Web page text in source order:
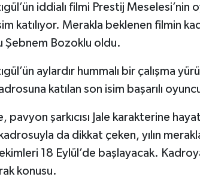
iddialı filmi Prestij
katılıyor. Merakla beklenen filmin
Şebnem Bozoklu oldu.
aylardır hummalı bir çalışma
katılan son isim başarılı
pavyon şarkıcısı Jale karakterine
da dikkat çeken, yılın
18 Eylül’de başlayacak.
konusu.